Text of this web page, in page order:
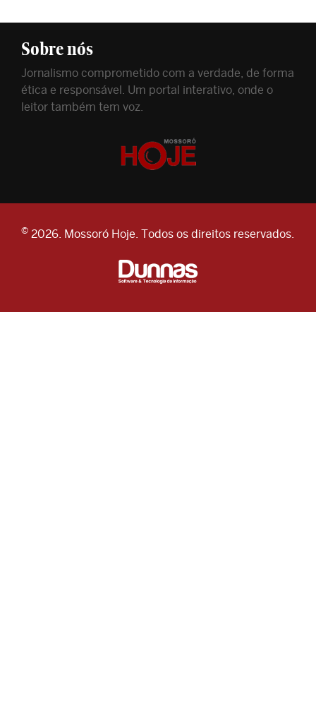
Sobre nós
Jornalismo comprometido com a verdade, de forma
ética e responsável. Um portal interativo, onde o
leitor também tem voz.
© 2026. Mossoró Hoje. Todos os direitos reservados.